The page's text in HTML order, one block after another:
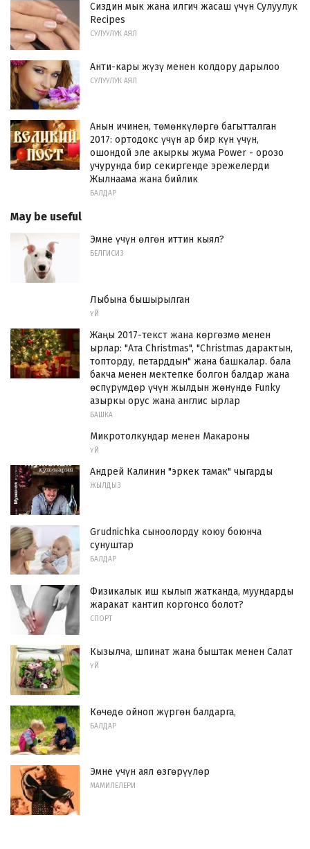
Сиздин мык жана илгич жасаш үчүн Сулуулук
Recipes
СУЛУУЛУК АЯЛ
Анти-кары жүзү менен колдору дарылоо
СУЛУУЛУК АЯЛ
Анын ичинен, төмөнкүлөргө багытталган
2017: ортодокс үчүн ар бир күн үчүн,
ошондой эле акыркы жума Power - орозо
учурунда бир секиргенде эрежелерди
Жылнаама жана бийлик
БАЛДАР
May be useful
Эмне үчүн өлгөн иттин кыял?
БЕЛГИСИЗ
Лыбына бышырылган
ҮЙ
Жаңы 2017-текст жана көргөзмө менен
ырлар: "Ата Christmas", "Christmas дарактын,
топторду, петарддын" жана башкалар. бала
бакча менен мектепке болгон балдар жана
өспүрүмдөр үчүн жылдын жөнүндө Funky
азыркы орус жана англис ырлар
БАШКА
Микротолкундар менен Макароны
ҮЙ
Андрей Калинин "эркек тамак" чыгарды
ЖЫЛДЫЗ
Grudnichka сыноолорду коюу боюнча
сунуштар
БАЛДАР
Физикалык иш кылып жатканда, муундарды
жаракат кантип коргонсо болот?
СПОРТ
Кызылча, шпинат жана быштак менен Салат
ҮЙ
Көчөдө ойноп жүргөн балдарга,
БАЛДАР
Эмне үчүн аял өзгөрүүлөр
МАМИЛЕЛЕРИ